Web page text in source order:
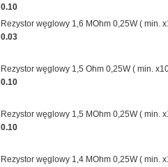
0.10
Rezystor węglowy 1,6 MOhm 0,25W ( min.
0.03
Rezystor węglowy 1,5 Ohm 0,25W ( min.
0.10
Rezystor węglowy 1,5 MOhm 0,25W ( min.
0.10
Rezystor węglowy 1,4 MOhm 0,25W ( min.